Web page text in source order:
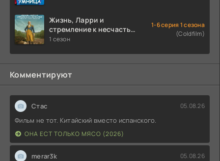
Жизнь, Ларри и
стремление к несчастью:
Почти история Америки
1 сезон
1-6 серия 1 сезона
(Coldfilm)
Комментируют
Стас 05.08.26
Фильм не тот. Китайский вместо испанского.
ОНА ЕСТ ТОЛЬКО МЯСО (2026)
merar3k 05.08.26